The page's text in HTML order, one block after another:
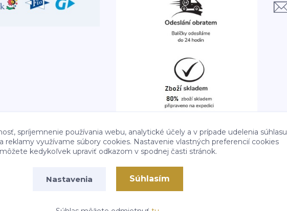
spríjemnenie používania webu, analytické účely a v prípade udelenia súhlasu
reklamy využívame súbory cookies. Nastavenie vlastných preferencií cookies
môžete kedykoľvek upraviť odkazom v spodnej časti stránok.
Nastavenia Súhlasím